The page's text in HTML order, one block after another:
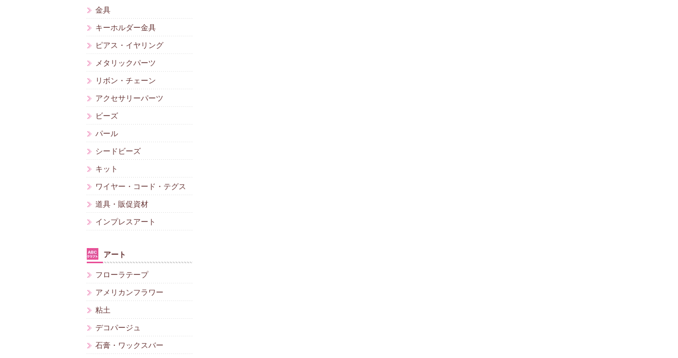
金具
キーホルダー金具
ピアス・イヤリング
メタリックパーツ
リボン・チェーン
アクセサリーパーツ
ビーズ
パール
シードビーズ
キット
ワイヤー・コード・テグス
道具・販促資材
インプレスアート
アート
フローラテープ
アメリカンフラワー
粘土
デコパージュ
石膏・ワックスバー